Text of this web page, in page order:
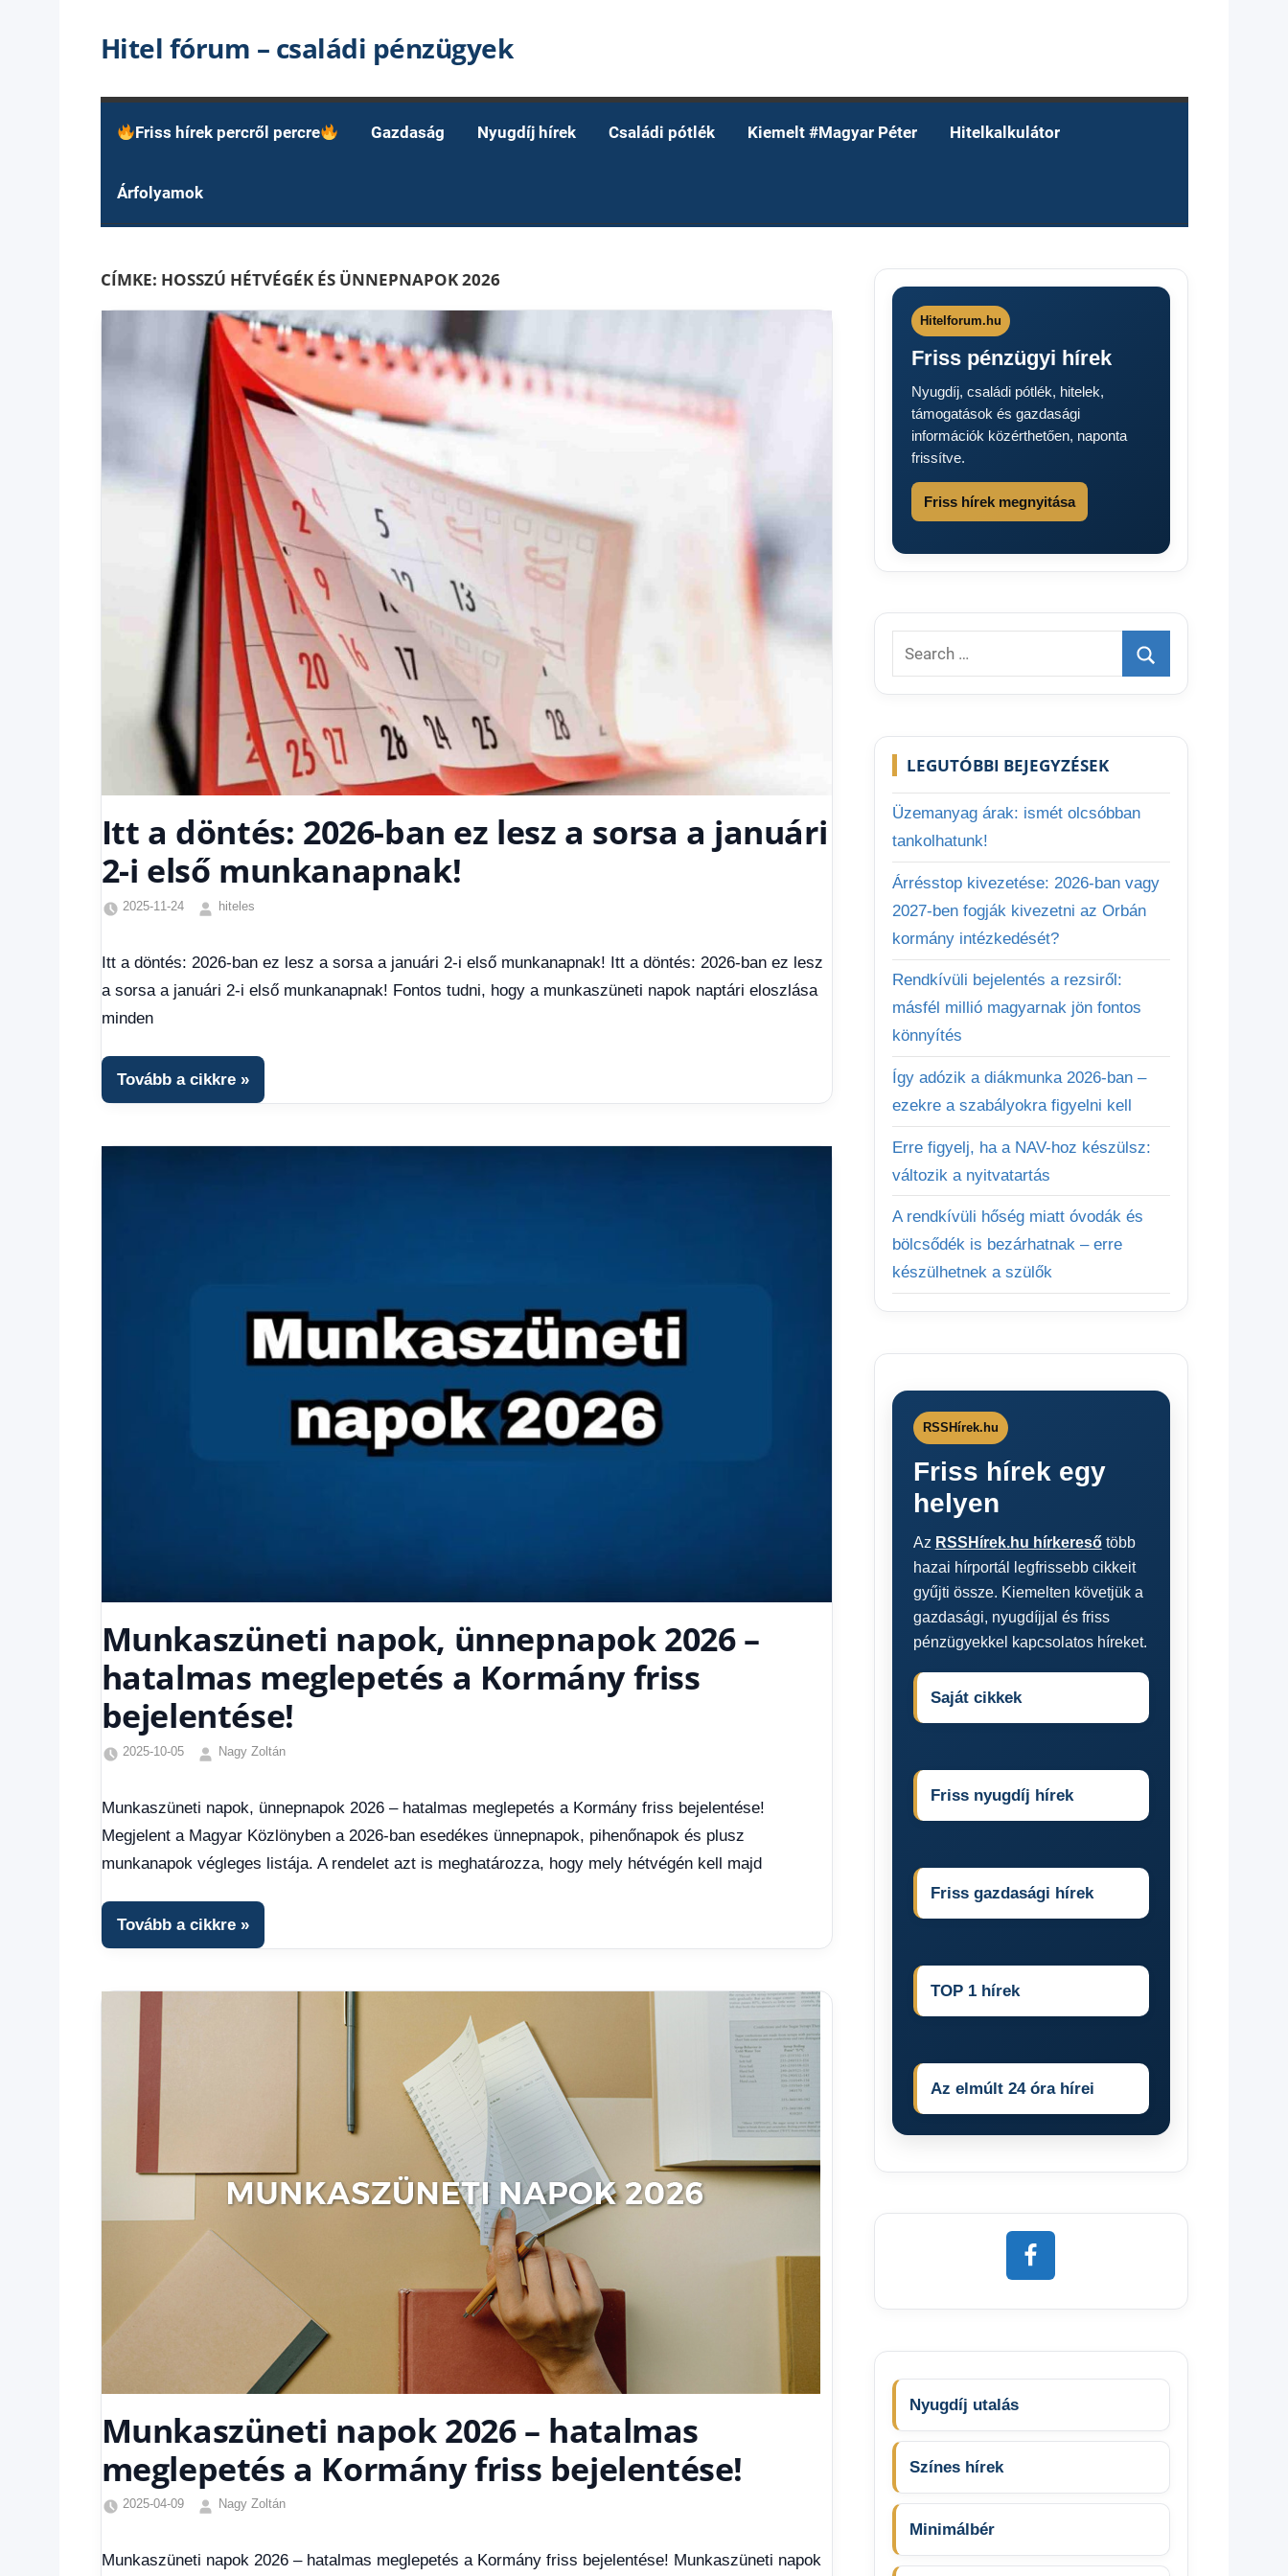
Hitel fórum – családi pénzügyek
Friss hírek percről percre Gazdaság Nyugdíj hírek Családi pótlék Kiemelt #Magyar Péter Hitelkalkulátor
Árfolyamok
CÍMKE: HOSSZÚ HÉTVÉGÉK ÉS ÜNNEPNAPOK 2026
Itt a döntés: 2026-ban ez lesz a sorsa a januári
2-i első munkanapnak!
2025-11-24
hiteles
hírek,
Hírek,
Itt a döntés: 2026-ban ez lesz a sorsa a januári 2-i első munkanapnak! Itt a döntés: 2026-ban ez lesz
a sorsa a januári 2-i első munkanapnak! Fontos tudni, hogy a munkaszüneti napok naptári eloszlása
minden
Tovább a cikkre
Munkaszüneti napok, ünnepnapok 2026 –
hatalmas meglepetés a Kormány friss
bejelentése!
2025-10-05
Nagy Zoltán
hírek,
Gazdaság,
Hírek
Munkaszüneti napok, ünnepnapok 2026 – hatalmas meglepetés a Kormány friss bejelentése!
Megjelent a Magyar Közlönyben a 2026-ban esedékes ünnepnapok, pihenőnapok és plusz
munkanapok végleges listája. A rendelet azt is meghatározza, hogy mely hétvégén kell majd
Tovább a cikkre
Munkaszüneti napok 2026 – hatalmas
meglepetés a Kormány friss bejelentése!
2025-04-09
Nagy Zoltán
hírek,
Munkaszüneti napok 2026 – hatalmas meglepetés a Kormány friss bejelentése! Munkaszüneti napok
Hitelforum.hu
Friss pénzügyi hírek
Nyugdíj, családi pótlék, hitelek,
támogatások és gazdasági
információk közérthetően, naponta
frissítve.
Friss hírek megnyitása
Search
for:
Search
LEGUTÓBBI BEJEGYZÉSEK
Üzemanyag árak: ismét olcsóbban
tankolhatunk!
Árrésstop kivezetése: 2026-ban vagy
2027-ben fogják kivezetni az Orbán
kormány intézkedését?
Rendkívüli bejelentés a rezsiről:
másfél millió magyarnak jön fontos
könnyítés
Így adózik a diákmunka 2026-ban –
ezekre a szabályokra figyelni kell
Erre figyelj, ha a NAV-hoz készülsz:
változik a nyitvatartás
A rendkívüli hőség miatt óvodák és
bölcsődék is bezárhatnak – erre
készülhetnek a szülők
RSSHírek.hu
Friss hírek egy
helyen
Az RSSHírek.hu hírkeresőtöbb
hazai hírportál legfrissebb cikkeit
gyűjti össze. Kiemelten követjük a
gazdasági, nyugdíjjal és friss
pénzügyekkel kapcsolatos híreket.
Saját cikkek
Friss nyugdíj hírek
Friss gazdasági hírek
TOP 1 hírek
Az elmúlt 24 óra hírei
Nyugdíj utalás
Színes hírek
Minimálbér